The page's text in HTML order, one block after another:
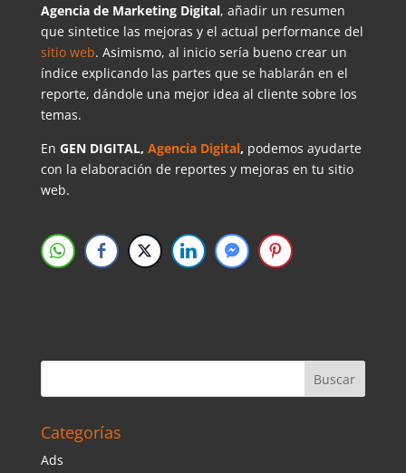
Agencia de Marketing Digital, añadir un resumen
que sintetice las mejoras y el actual performance del
sitio web. Asimismo, al inicio sería bueno crear un
índice explicando las partes que se hablarán en el
reporte, dándole una mejor idea al cliente sobre los
temas.
En GEN DIGITAL, Agencia Digital, podemos ayudarte
con la elaboración de reportes y mejoras en tu sitio
web.
Categorías
Ads